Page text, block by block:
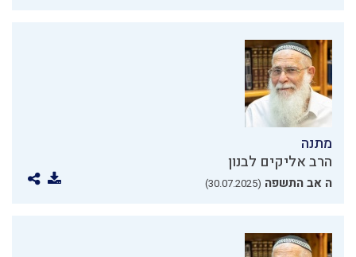
מתנה
הרב אליקים לבנון
ה אב התשפה (30.07.2025)